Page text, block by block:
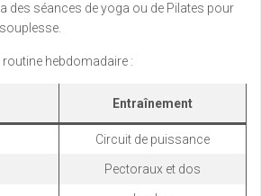
des séances de yoga ou de Pilates pour
hebdomadaire :
Entraînement
Circuit de puissance
Pectoraux et dos